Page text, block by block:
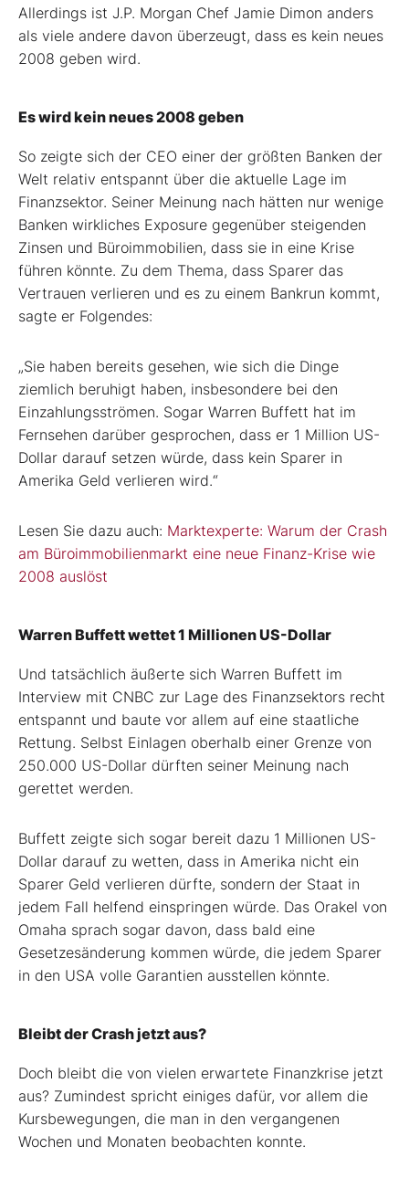
Allerdings ist J.P. Morgan Chef Jamie Dimon anders
als viele andere davon überzeugt, dass es kein neues
2008 geben wird.
Es wird kein neues 2008 geben
So zeigte sich der CEO einer der größten Banken der
Welt relativ entspannt über die aktuelle Lage im
Finanzsektor. Seiner Meinung nach hätten nur wenige
Banken wirkliches Exposure gegenüber steigenden
Zinsen und Büroimmobilien, dass sie in eine Krise
führen könnte. Zu dem Thema, dass Sparer das
Vertrauen verlieren und es zu einem Bankrun kommt,
sagte er Folgendes:
„Sie haben bereits gesehen, wie sich die Dinge
ziemlich beruhigt haben, insbesondere bei den
Einzahlungsströmen. Sogar Warren Buffett hat im
Fernsehen darüber gesprochen, dass er 1 Million US-
Dollar darauf setzen würde, dass kein Sparer in
Amerika Geld verlieren wird.“
Lesen Sie dazu auch: Marktexperte: Warum der Crash
am Büroimmobilienmarkt eine neue Finanz-Krise wie
2008 auslöst
Warren Buffett wettet 1 Millionen US-Dollar
Und tatsächlich äußerte sich Warren Buffett im
Interview mit CNBC zur Lage des Finanzsektors recht
entspannt und baute vor allem auf eine staatliche
Rettung. Selbst Einlagen oberhalb einer Grenze von
250.000 US-Dollar dürften seiner Meinung nach
gerettet werden.
Buffett zeigte sich sogar bereit dazu 1 Millionen US-
Dollar darauf zu wetten, dass in Amerika nicht ein
Sparer Geld verlieren dürfte, sondern der Staat in
jedem Fall helfend einspringen würde. Das Orakel von
Omaha sprach sogar davon, dass bald eine
Gesetzesänderung kommen würde, die jedem Sparer
in den USA volle Garantien ausstellen könnte.
Bleibt der Crash jetzt aus?
Doch bleibt die von vielen erwartete Finanzkrise jetzt
aus? Zumindest spricht einiges dafür, vor allem die
Kursbewegungen, die man in den vergangenen
Wochen und Monaten beobachten konnte.